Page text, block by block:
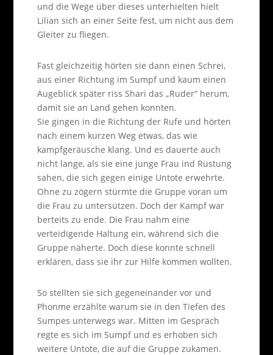
und die Wege über dieses unterhielten hielt
Lilian sich an einer Seite fest, um nicht aus dem
Gleiter zu fliegen.
Fast gleichzeitig hörten sie dann einen Schrei,
aus einer Richtung im Sumpf und kaum einen
Augeblick später riss Shari das „Ruder“ herum,
damit sie an Land gehen konnten.
Sie gingen in die Richtung der Rufe und hörten
nach einem kurzen Weg etwas, das wie
kampfgeräusche klang. Und es dauerte auch
nicht lange, als sie eine junge Frau ind Rüstung
sahen, die sich gegen einige Untote erwehrte.
Ohne zu zögern stürmte die Gruppe voran um
die Frau zu untersützen. Doch der Kampf war
berteits zu ende. Die Frau nahm eine
verteidigende Haltung ein, während sich die
Gruppe näherte. Doch diese konnte schnell
erklären, dass sie ihr zur Hilfe kommen wollten.
So stellten sie sich gegeneinander vor und
Phonme erzählte warum sie in den Tiefen des
Sumpes unterwegs war. Mitten im Gespräch
regte es sich im Sumpf und es erhoben sich
weitere Untote, die auf die Gruppe zukamen.